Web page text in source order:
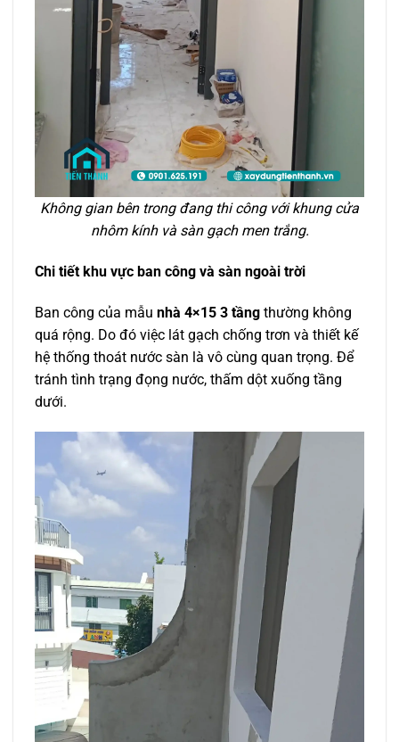
Không gian bên trong đang thi công với khung cửa
nhôm kính và sàn gạch men trắng.
Chi tiết khu vực ban công và sàn ngoài trời
Ban công của mẫu nhà 4×15 3 tầng thường không
quá rộng. Do đó việc lát gạch chống trơn và thiết kế
hệ thống thoát nước sàn là vô cùng quan trọng. Để
tránh tình trạng đọng nước, thấm dột xuống tầng
dưới.